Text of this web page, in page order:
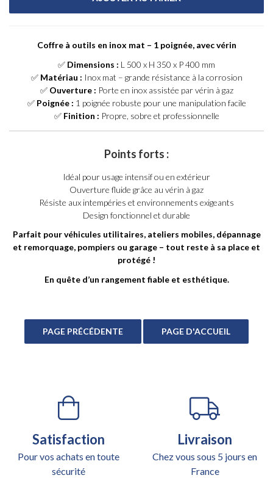
Coffre à outils en inox mat – 1 poignée, avec vérin
✅ Dimensions : L 500 x H 350 x P 400 mm
✅ Matériau : Inox mat – grande résistance à la corrosion
✅ Ouverture : Porte en inox assistée par vérin à gaz
✅ Poignée : 1 poignée robuste pour une manipulation facile
✅ Finition : Propre, sobre et professionnelle
Points forts :
Idéal pour usage intensif ou en extérieur
Ouverture fluide grâce au vérin à gaz
Résiste aux intempéries et environnements exigeants
Design fonctionnel et durable
Parfait pour véhicules utilitaires, ateliers mobiles, dépannage
et remorquage, pompiers ou garage – tout reste à sa place et
protégé !
En quête d’un rangement fiable et esthétique.
Satisfaction
Pour vos achats en toute
sécurité
Livraison
Chez vous sous 5 jours en
France